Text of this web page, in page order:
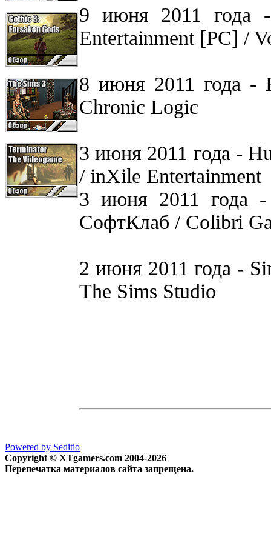
9 июня 2011 года
Entertainment [PC] /
8 июня 2011 года -
Chronic Logic
3 июня 2011 года -
/ inXile Entertainment
3 июня 2011 года
СофтКлаб / Colibri
2 июня 2011 года -
The Sims Studio
Powered by Seditio
Copyright © XTgamers.com 2004-2026
Перепечатка материалов сайта запрещена.